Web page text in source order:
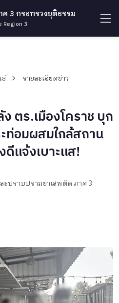
3 กระทรวงยุติธรรม
Region 3
รายละเอียดข่าว
ตร.เมืองโคราช บุก
ท่อมผสมใกล้สถาน
แจ้งเบาะแส!
ปราบปรามยาเสพติด ภาค 3